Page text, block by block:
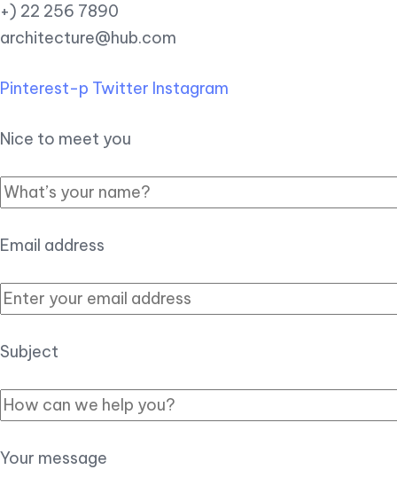
+) 22 256 7890
architecture@hub.com
Pinterest-p Twitter Instagram
Nice to meet you
Email address
Subject
Your message